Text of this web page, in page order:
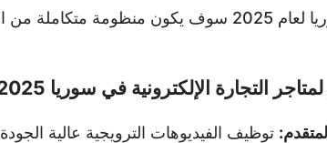
التسويق الإلكتروني للتجارة الإلكترونية في سوريا
التجارة الإلكترونية في سوريا 2025